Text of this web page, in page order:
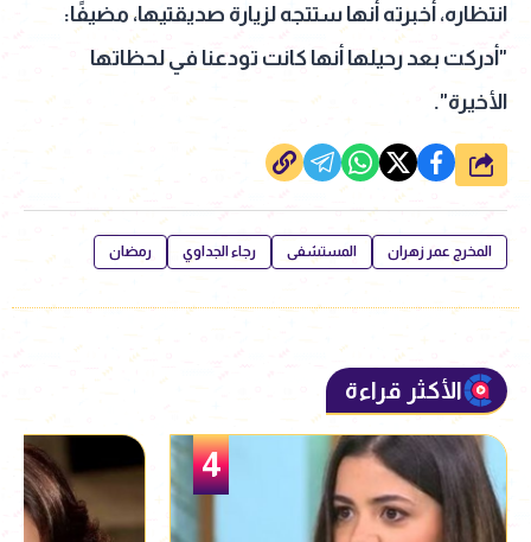
انتظاره، أخبرته أنها ستتجه لزيارة صديقتيها، مضيفًا:
"أدركت بعد رحيلها أنها كانت تودعنا في لحظاتها
الأخيرة".
شارك
المخرج عمر زهران المستشفى رجاء الجداوي رمضان
الأكثر قراءة
5